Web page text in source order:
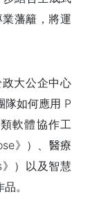
藩籬，將運
大公企中心
隊如何應用 P
軟體協作工
》）、醫療
）以及智慧
。